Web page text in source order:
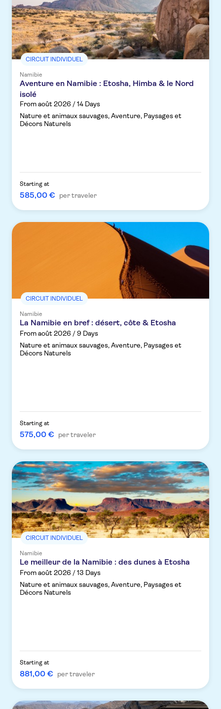
CIRCUIT INDIVIDUEL
Namibie
Aventure en Namibie : Etosha, Himba & le Nord
isolé
From août 2026 / 14 Days
Nature et animaux sauvages, Aventure, Paysages et
Décors Naturels
Starting at
585,00 € per traveler
CIRCUIT INDIVIDUEL
Namibie
La Namibie en bref : désert, côte & Etosha
From août 2026 / 9 Days
Nature et animaux sauvages, Aventure, Paysages et
Décors Naturels
Starting at
575,00 € per traveler
CIRCUIT INDIVIDUEL
Namibie
Le meilleur de la Namibie : des dunes à Etosha
From août 2026 / 13 Days
Nature et animaux sauvages, Aventure, Paysages et
Décors Naturels
Starting at
881,00 € per traveler